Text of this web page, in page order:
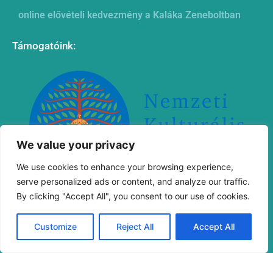
We value your privacy
We use cookies to enhance your browsing experience,
serve personalized ads or content, and analyze our traffic.
By clicking "Accept All", you consent to our use of cookies.
Customize Reject All Accept All
online elővételi kedvezmény a Kaláka Zeneboltban
Támogatóink: